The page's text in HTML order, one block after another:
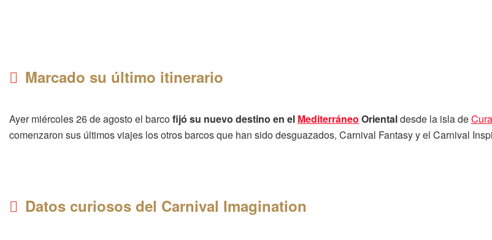
Marcado su último itinerario
Ayer miércoles 26 de agosto el barcofijó su nuevo destino en el Mediterráneo Orientaldesde la isla de
comenzaron sus últimos viajes los otros barcos que han sido desguazados, Carnival Fantasy y el Carnival
Datos curiosos del Carnival Imagination